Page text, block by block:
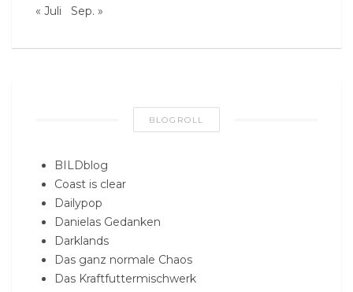
« Juli
Sep. »
BLOGROLL
BILDblog
Coast is clear
Dailypop
Danielas Gedanken
Darklands
Das ganz normale Chaos
Das Kraftfuttermischwerk